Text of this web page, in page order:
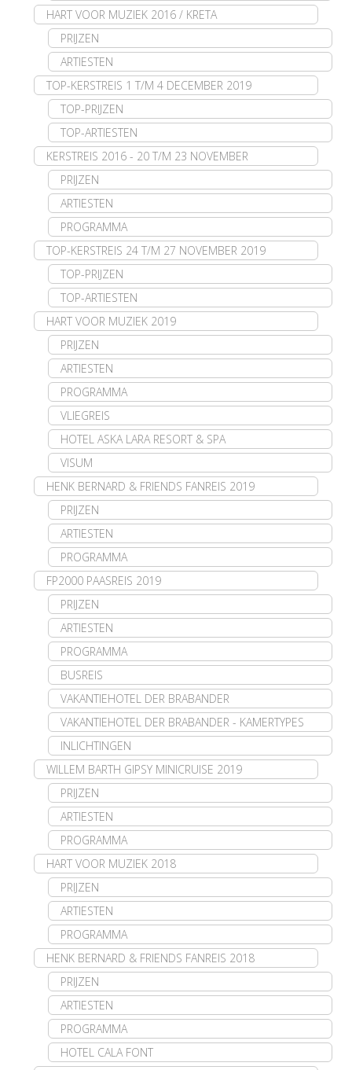
HART VOOR MUZIEK 2016 / KRETA
PRIJZEN
ARTIESTEN
TOP-KERSTREIS 1 T/M 4 DECEMBER 2019
TOP-PRIJZEN
TOP-ARTIESTEN
KERSTREIS 2016 - 20 T/M 23 NOVEMBER
PRIJZEN
ARTIESTEN
PROGRAMMA
TOP-KERSTREIS 24 T/M 27 NOVEMBER 2019
TOP-PRIJZEN
TOP-ARTIESTEN
HART VOOR MUZIEK 2019
PRIJZEN
ARTIESTEN
PROGRAMMA
VLIEGREIS
HOTEL ASKA LARA RESORT & SPA
VISUM
HENK BERNARD & FRIENDS FANREIS 2019
PRIJZEN
ARTIESTEN
PROGRAMMA
FP2000 PAASREIS 2019
PRIJZEN
ARTIESTEN
PROGRAMMA
BUSREIS
VAKANTIEHOTEL DER BRABANDER
VAKANTIEHOTEL DER BRABANDER - KAMERTYPES
INLICHTINGEN
WILLEM BARTH GIPSY MINICRUISE 2019
PRIJZEN
ARTIESTEN
PROGRAMMA
HART VOOR MUZIEK 2018
PRIJZEN
ARTIESTEN
PROGRAMMA
HENK BERNARD & FRIENDS FANREIS 2018
PRIJZEN
ARTIESTEN
PROGRAMMA
HOTEL CALA FONT